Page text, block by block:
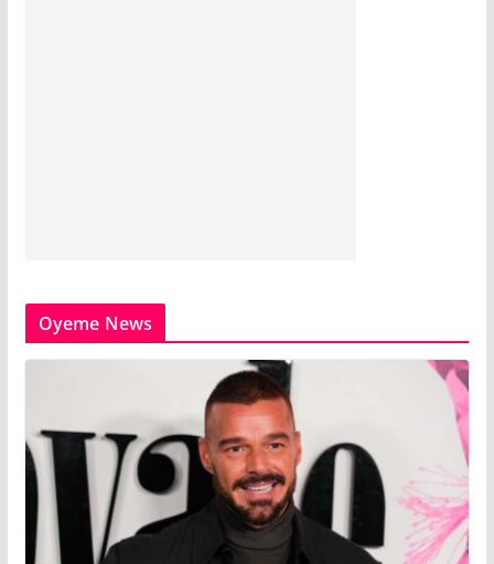
Oyeme News